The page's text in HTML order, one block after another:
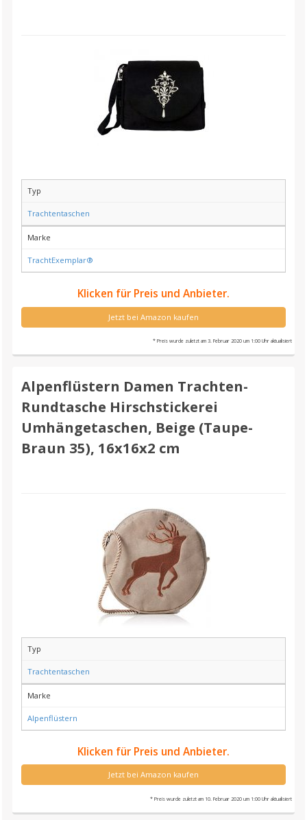
Typ
Trachtentaschen
Marke
TrachtExemplar®
Klicken für Preis und Anbieter.
Jetzt bei Amazon kaufen
* Preis wurde zuletzt am 3. Februar 2020 um 1:00 Uhr aktualisiert
Alpenflüstern Damen Trachten-
Rundtasche Hirschstickerei
Umhängetaschen, Beige (Taupe-
Braun 35), 16x16x2 cm
Typ
Trachtentaschen
Marke
Alpenflüstern
Klicken für Preis und Anbieter.
Jetzt bei Amazon kaufen
* Preis wurde zuletzt am 10. Februar 2020 um 1:00 Uhr aktualisiert